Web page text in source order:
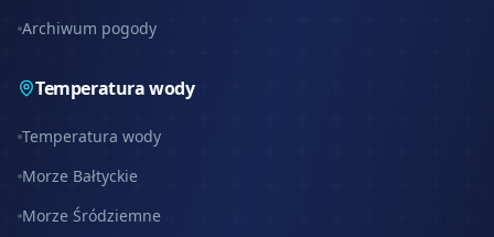
Archiwum pogody
Temperatura wody
Temperatura wody
Morze Bałtyckie
Morze Śródziemne